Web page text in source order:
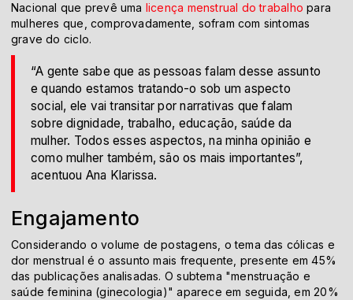
Nacional que prevê uma licença menstrual do trabalho para
mulheres que, comprovadamente, sofram com sintomas
grave do ciclo.
“A gente sabe que as pessoas falam desse assunto
e quando estamos tratando-o sob um aspecto
social, ele vai transitar por narrativas que falam
sobre dignidade, trabalho, educação, saúde da
mulher. Todos esses aspectos, na minha opinião e
como mulher também, são os mais importantes”,
acentuou Ana Klarissa.
Engajamento
Considerando o volume de postagens, o tema das cólicas e
dor menstrual é o assunto mais frequente, presente em 45%
das publicações analisadas. O subtema "menstruação e
saúde feminina (ginecologia)" aparece em seguida, em 20%